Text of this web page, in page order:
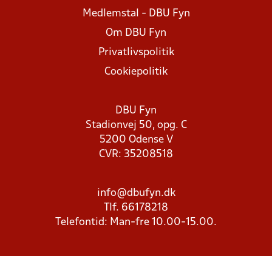
Medlemstal - DBU Fyn
Om DBU Fyn
Privatlivspolitik
Cookiepolitik
DBU Fyn
Stadionvej 50, opg. C
5200 Odense V
CVR: 35208518
info@dbufyn.dk
Tlf. 66178218
Telefontid: Man-fre 10.00-15.00.